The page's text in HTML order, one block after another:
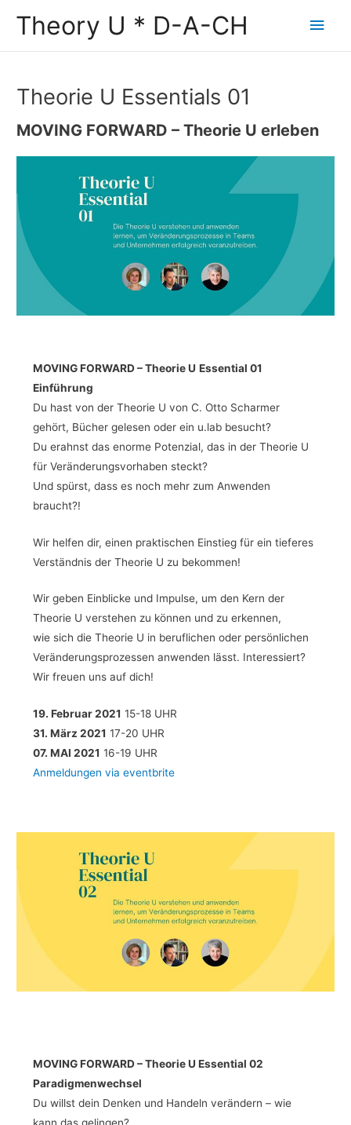
Theory U * D-A-CH
Theorie U Essentials 01
MOVING FORWARD – Theorie U erleben
MOVING FORWARD – Theorie U Essential 01
Einführung
Du hast von der Theorie U von C. Otto Scharmer
gehört, Bücher gelesen oder ein u.lab besucht?
Du erahnst das enorme Potenzial, das in der Theorie U
für Veränderungsvorhaben steckt?
Und spürst, dass es noch mehr zum Anwenden
braucht?!
Wir helfen dir, einen praktischen Einstieg für ein tieferes
Verständnis der Theorie U zu bekommen!
Wir geben Einblicke und Impulse, um den Kern der
Theorie U verstehen zu können und zu erkennen,
wie sich die Theorie U in beruflichen oder persönlichen
Veränderungsprozessen anwenden lässt. Interessiert?
Wir freuen uns auf dich!
19. Februar 2021 15-18 UHR
31. März 2021 17-20 UHR
07. MAI 2021 16-19 UHR
Anmeldungen via eventbrite
MOVING FORWARD –Theorie U Essential 02
Paradigmenwechsel
Du willst dein Denken und Handeln verändern – wie